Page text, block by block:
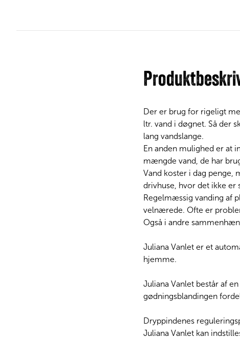
Der er brug for rigeligt
ltr. vand i døgnet. Så der
lang vandslange.
En anden mulighed er at
mængde vand, de har
Vand koster i dag penge,
drivhuse, hvor det ikke er
Regelmæssig vanding af
velnærede. Ofte er
Også i andre
Juliana Vanlet er et
hjemme.
Juliana Vanlet består af
gødningsblandingen
Dryppindenes
Juliana Vanlet kan